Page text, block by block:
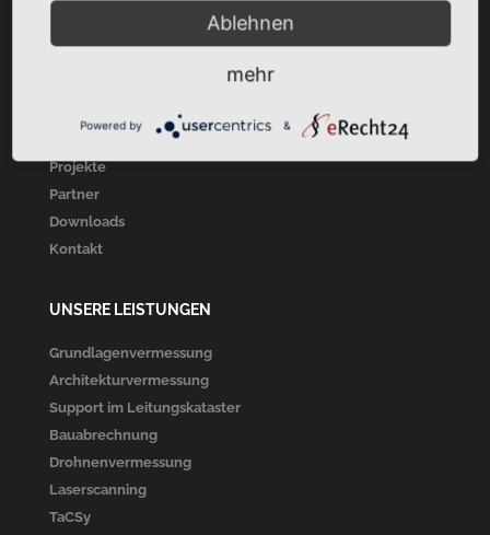
SITEMAP
Unsere Leistungen
Projekte
Partner
Downloads
Kontakt
UNSERE LEISTUNGEN
Grundlagenvermessung
Architekturvermessung
Support im Leitungskataster
Bauabrechnung
Drohnenvermessung
Laserscanning
TaCSy
Ablehnen
mehr
Powered by &